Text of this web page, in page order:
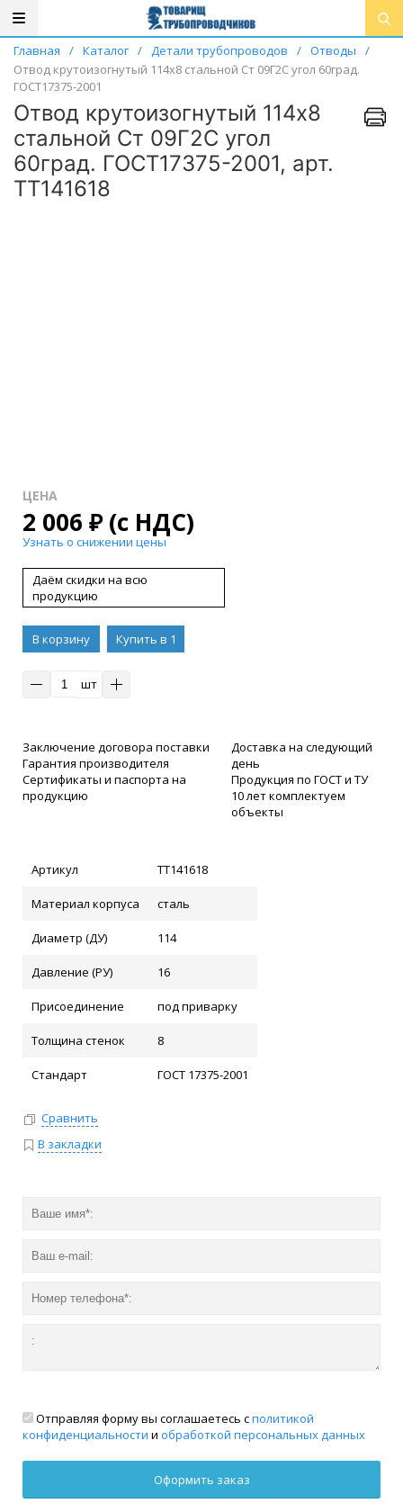
Главная / Каталог / Детали трубопроводов / Отводы
/
Отвод крутоизогнутый 114х8 стальной Ст 09Г2С угол 60град.
ГОСТ17375-2001
Отвод крутоизогнутый 114х8
стальной Ст 09Г2С угол
60град. ГОСТ17375-2001, арт.
ТТ141618
ЦЕНА
2 006 ₽(с НДС)
Узнать о снижении цены
Даём скидки на всю
продукцию
В корзину
Купить в 1
шт
Заключение договора поставки
Гарантия производителя
Сертификаты и паспорта на
продукцию
Доставка на следующий
день
Продукция по ГОСТ и ТУ
10 лет комплектуем
объекты
Артикул ТТ141618
Материал корпуса сталь
Диаметр (ДУ) 114
Давление (РУ) 16
Присоединение под приварку
Толщина стенок 8
Стандарт ГОСТ 17375-2001
Сравнить
В закладки
Отправляя форму вы соглашаетесь сполитикой
конфиденциальности и обработкой персональных данных